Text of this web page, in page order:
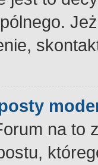
na to